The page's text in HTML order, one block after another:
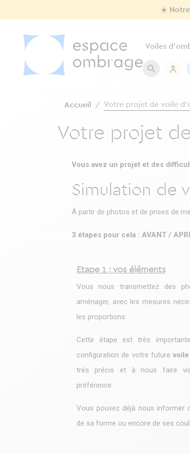
☀️ Notre
Voiles
Accueil Votre projet de voile
Votre projet
Vous avez un projet et des
Simulation de
À partir de photos et de prises de
3 étapes pour cela : AVANT /
Etape 1 : vos éléments
Vous nous transmettez des
aménager, avec les mesures
les proportions.
Cette étape est très
configuration de votre future
très précis et à nous faire
préférence.
Vous pouvez déjà nous informer
de sa forme ou encore de ses